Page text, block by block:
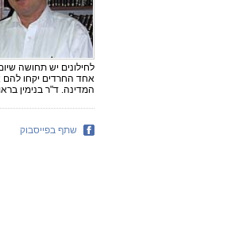
לחילונים יש תחושה
אחד החרדים יקחו
המדינה. ד"ר בנימין
שתף בפייסבוק